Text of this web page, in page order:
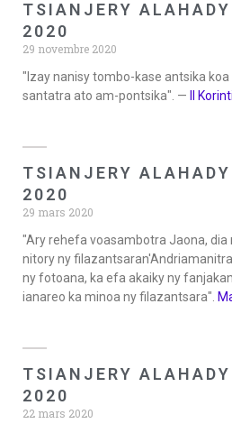
TSIANJERY
2020
29 novembre 2020
"Izay nanisy tombo-kase antsika
santatra ato am-pontsika". —
II
TSIANJERY
2020
29 mars 2020
"Ary rehefa voasambotra Jaona, dia
nitory ny
ny fotoana, ka efa akaiky ny
ianareo ka minoa ny filazantsara".
TSIANJERY
2020
22 mars 2020